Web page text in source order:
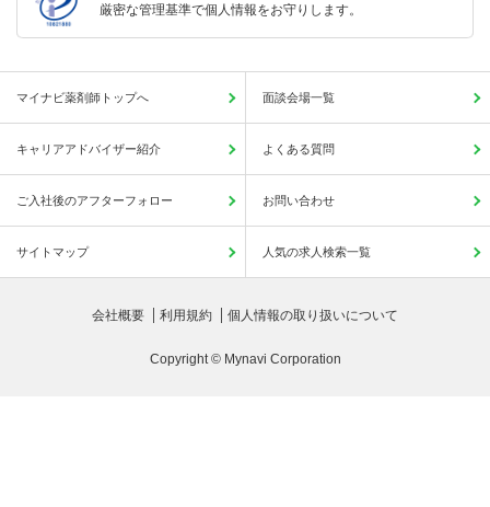
厳密な管理基準で個人情報をお守りします。
マイナビ薬剤師トップへ 面談会場一覧
キャリアアドバイザー紹介 よくある質問
ご入社後のアフターフォロー お問い合わせ
サイトマップ 人気の求人検索一覧
会社概要 利用規約 個人情報の取り扱いについて
Copyright © Mynavi Corporation